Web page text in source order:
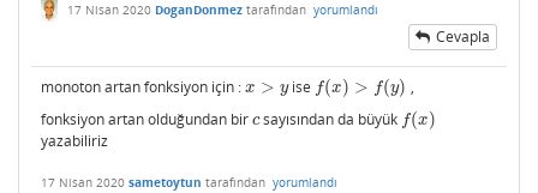
17 Nisan 2020 DoganDonmez tarafından yorumlandı
Cevapla
monoton artan fonksiyon için : x > y
x> y ise f(x) > f(y)
f(x)>f y)
,
fonksiyon artan olduğundan bir c
csayısından da büyük f(x)
f(x)
yazabiliriz
17 Nisan 2020 sametoytun tarafından yorumlandı